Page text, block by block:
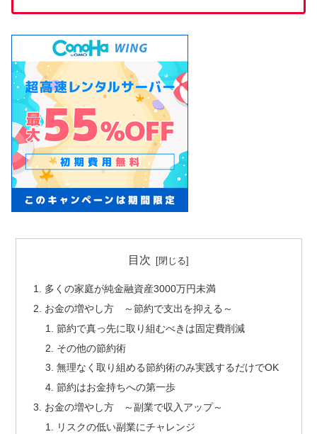
目次
多くの家庭が純金融資産3000万円未満
お金の増やし方 ～節約で支出を抑える～
節約で真っ先に取り組むべきは固定費削減
その他の節約術
無理なく取り組める節約術のみ実践するだけでOK
節約はお金持ちへの第一歩
お金の増やし方 ～副業で収入アップ～
リスクの低い副業にチャレンジ